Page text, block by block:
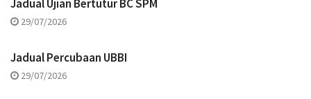
Jadual Ujian Bertutur BC SPM
29/07/2026
Jadual Percubaan UBBI
29/07/2026